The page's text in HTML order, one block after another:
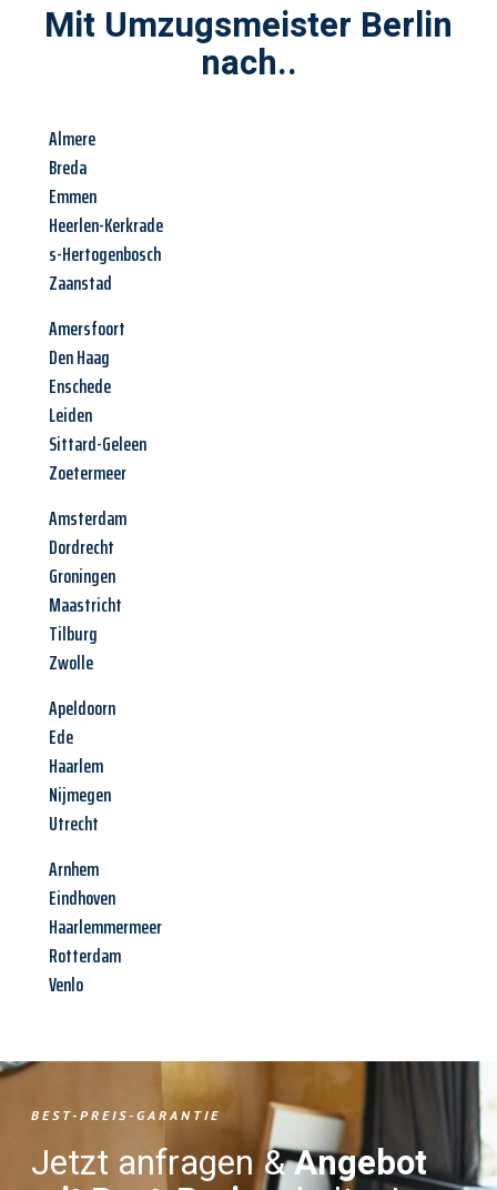
Mit Umzugsmeister Berlin
nach..
Almere
Breda
Emmen
Heerlen-Kerkrade
s-Hertogenbosch
Zaanstad
Amersfoort
Den Haag
Enschede
Leiden
Sittard-Geleen
Zoetermeer
Amsterdam
Dordrecht
Groningen
Maastricht
Tilburg
Zwolle
Apeldoorn
Ede
Haarlem
Nijmegen
Utrecht
Arnhem
Eindhoven
Haarlemmermeer
Rotterdam
Venlo
BEST-PREIS-GARANTIE
Jetzt anfragen &Angebot